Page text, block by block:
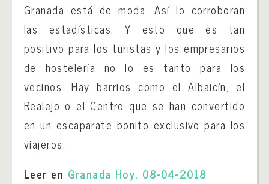
Granada está de moda. Así lo corroboran
las estadísticas. Y esto que es tan
positivo para los turistas y los empresarios
de hostelería no lo es tanto para los
vecinos. Hay barrios como el Albaicín, el
Realejo o el Centro que se han convertido
en un escaparate bonito exclusivo para los
viajeros.
Leer en Granada Hoy, 08-04-2018